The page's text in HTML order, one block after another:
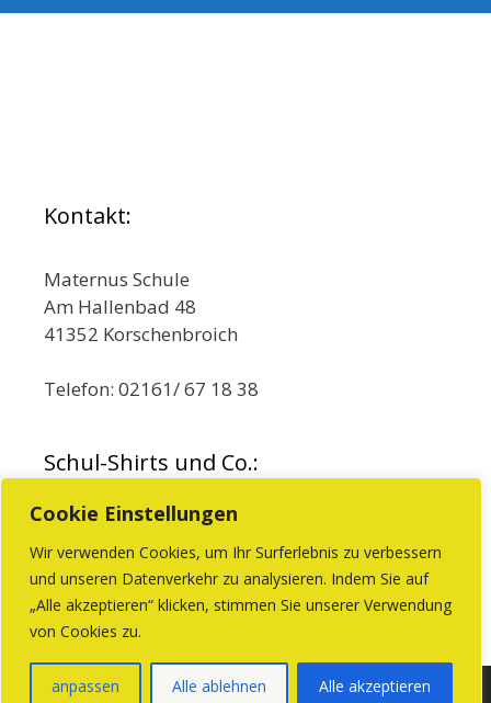
Cookie Einstellungen
Wir verwenden Cookies, um Ihr Surferlebnis zu verbessern
und unseren Datenverkehr zu analysieren. Indem Sie auf
„Alle akzeptieren“ klicken, stimmen Sie unserer Verwendung
von Cookies zu.
anpassen Alle ablehnen Alle akzeptieren
Kontakt:
Maternus Schule
Am Hallenbad 48
41352 Korschenbroich
Telefon: 02161/ 67 18 38
Schul-Shirts und Co.:
Beim Förderverein können Sie Produkte mit
dem Schullogo kaufen.